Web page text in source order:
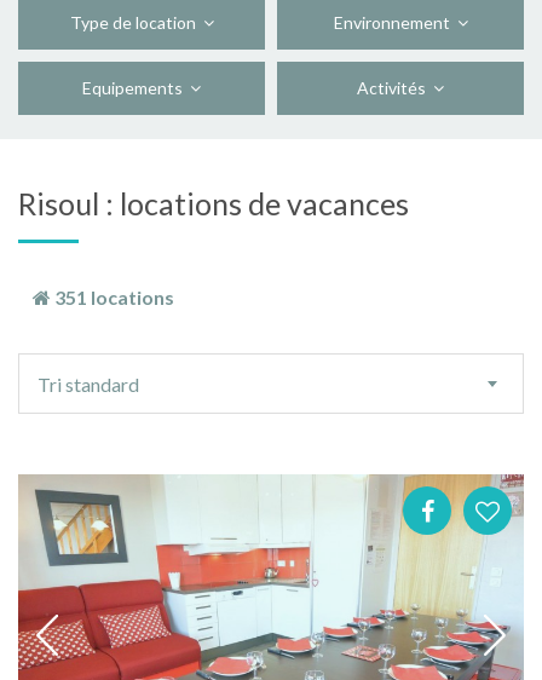
Type de location Environnement
Equipements Activités
Risoul : locations de vacances
351 locations
tri
Tri standard